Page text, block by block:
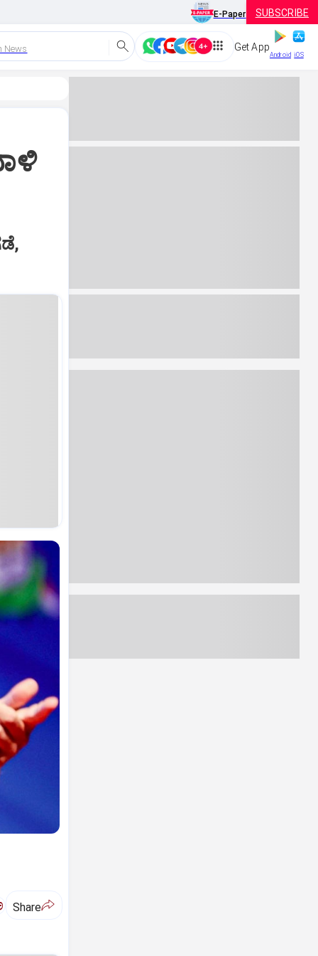
E-Paper SUBSCRIBE
News Get App
Android iOS
Share